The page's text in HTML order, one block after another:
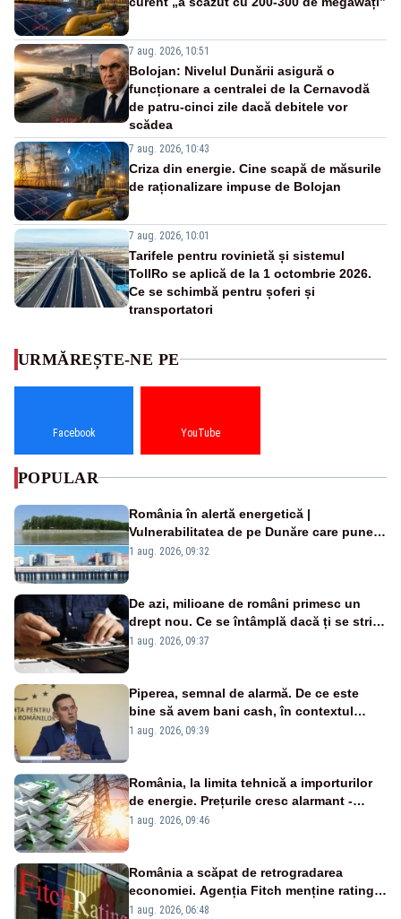
7 aug. 2026, 10:51
Bolojan: Nivelul Dunării asigură o
funcționare a centralei de la Cernavodă
de patru-cinci zile dacă debitele vor
scădea
7 aug. 2026, 10:43
Criza din energie. Cine scapă de măsurile
de raționalizare impuse de Bolojan
7 aug. 2026, 10:01
Tarifele pentru rovinietă și sistemul
TollRo se aplică de la 1 octombrie 2026.
Ce se schimbă pentru șoferi și
transportatori
URMĂREȘTE-NE PE
Facebook YouTube
POPULAR
România în alertă energetică |
Vulnerabilitatea de pe Dunăre care pune
în pericol Centrala Cernavodă era
1 aug. 2026, 09:32
De azi, milioane de români primesc un
drept nou. Ce se întâmplă dacă ți se strică
un produs
1 aug. 2026, 09:37
Piperea, semnal de alarmă. De ce este
bine să avem bani cash, în contextul
alertei energetice?
1 aug. 2026, 09:39
România, la limita tehnică a importurilor
de energie. Prețurile cresc alarmant -
Analiză Realitatea Plus
1 aug. 2026, 09:46
România a scăpat de retrogradarea
economiei. Agenția Fitch menține ratingul
„BBB-” cu perspectivă negativă
1 aug. 2026, 06:48